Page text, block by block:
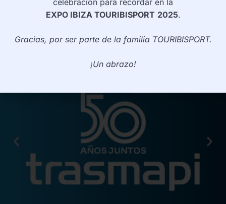
Política de privacidad
Política de cookies
EXPO IBIZA TOURIBISPORT 2025.
Gracias, por ser parte de la familia TOURIBISPORT.
¡Un abrazo!